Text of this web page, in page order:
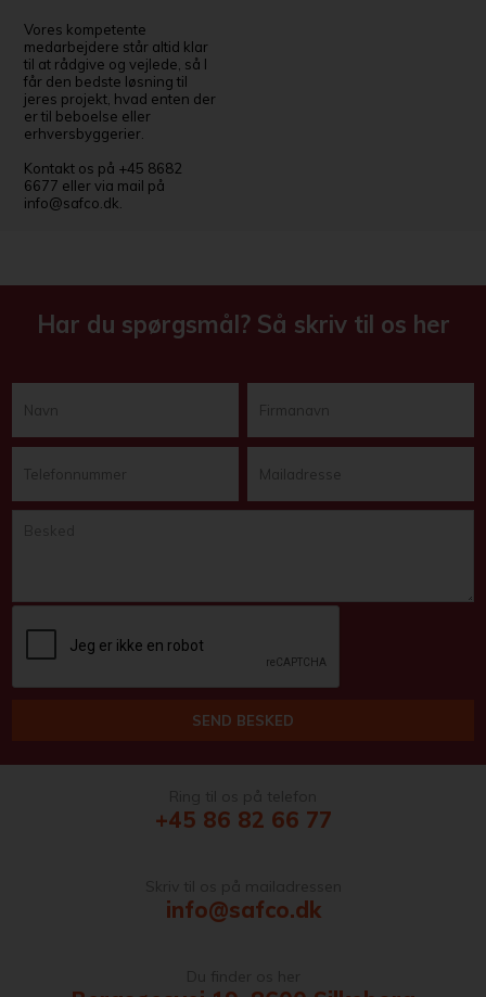
Vores kompetente
medarbejdere står altid klar
til at rådgive og vejlede, så I
får den bedste løsning til
jeres projekt, hvad enten der
er til beboelse eller
erhversbyggerier.
Kontakt os på +45 8682
6677 eller via mail på
info@safco.dk.
Har du spørgsmål? Så skriv til os her
+45 86 82 66 77
info@safco.dk